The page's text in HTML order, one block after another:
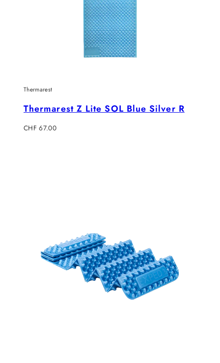
Thermarest
Thermarest Z Lite SOL Blue Silver R
Regulärer
CHF 67.00